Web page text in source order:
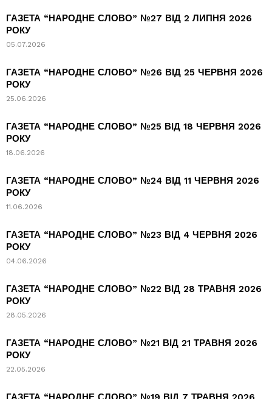
ГАЗЕТА “НАРОДНЕ СЛОВО” №27 ВІД 2 ЛИПНЯ 2026
РОКУ
05.07.2026
ГАЗЕТА “НАРОДНЕ СЛОВО” №26 ВІД 25 ЧЕРВНЯ 2026
РОКУ
25.06.2026
ГАЗЕТА “НАРОДНЕ СЛОВО” №25 ВІД 18 ЧЕРВНЯ 2026
РОКУ
18.06.2026
ГАЗЕТА “НАРОДНЕ СЛОВО” №24 ВІД 11 ЧЕРВНЯ 2026
РОКУ
11.06.2026
ГАЗЕТА “НАРОДНЕ СЛОВО” №23 ВІД 4 ЧЕРВНЯ 2026
РОКУ
04.06.2026
ГАЗЕТА “НАРОДНЕ СЛОВО” №22 ВІД 28 ТРАВНЯ 2026
РОКУ
28.05.2026
ГАЗЕТА “НАРОДНЕ СЛОВО” №21 ВІД 21 ТРАВНЯ 2026
РОКУ
22.05.2026